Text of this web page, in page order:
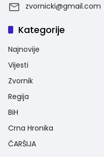
zvornicki@gmail.com
Kategorije
Najnovije
Vijesti
Zvornik
Regija
BiH
Crna Hronika
ČARŠIJA